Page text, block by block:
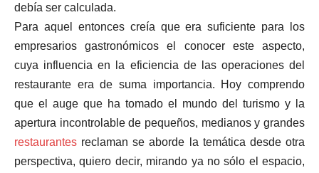
debía ser calculada.
Para aquel entonces creía que era suficiente para los
empresarios gastronómicos el conocer este aspecto,
cuya influencia en la eficiencia de las operaciones del
restaurante era de suma importancia. Hoy comprendo
que el auge que ha tomado el mundo del turismo y la
apertura incontrolable de pequeños, medianos y grandes
restaurantes reclaman se aborde la temática desde otra
perspectiva, quiero decir, mirando ya no sólo el espacio,